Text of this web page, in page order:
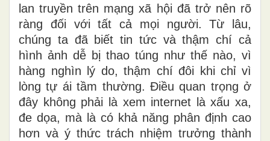
lan truyền trên mạng xã hội đã trở nên rõ
ràng đối với tất cả mọi người. Từ lâu,
chúng ta đã biết tin tức và thậm chí cả
hình ảnh dễ bị thao túng như thế nào, vì
hàng nghìn lý do, thậm chí đôi khi chỉ vì
lòng tự ái tầm thường. Điều quan trọng ở
đây không phải là xem internet là xấu xa,
đe dọa, mà là có khả năng phân định cao
hơn và ý thức trách nhiệm trưởng thành